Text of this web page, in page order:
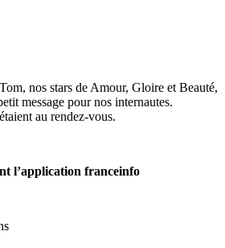
nos stars de Amour, Gloire et Beauté,
message pour nos internautes.
au rendez-vous.
l’application franceinfo